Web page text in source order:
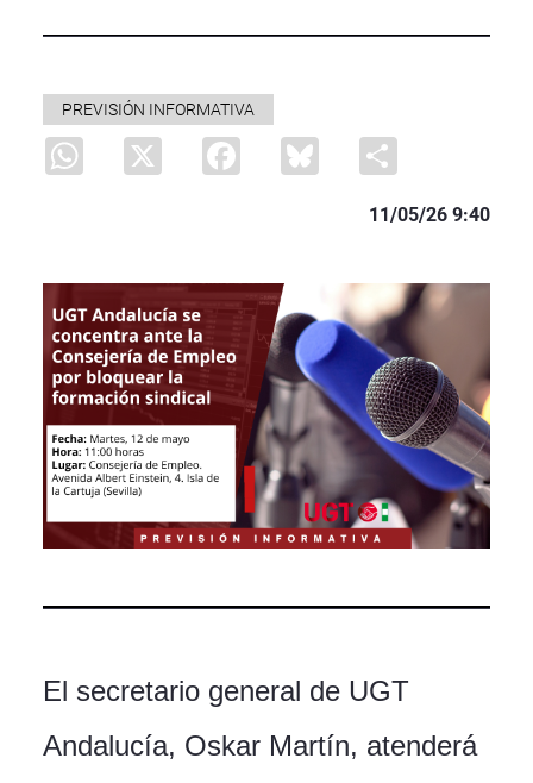
PREVISIÓN INFORMATIVA
WhatsApp
X Facebook Bluesky
11/05/26 9:40
El secretario general de UGT
Andalucía, Oskar Martín, atenderá